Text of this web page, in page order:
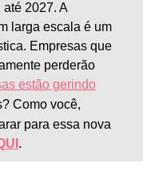
2027. A
larga escala é um
Empresas que
perderão
estão gerindo
Como você,
para essa nova
.